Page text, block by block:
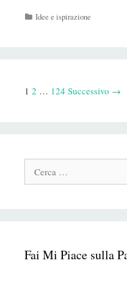
Categorie
Idee e ispirazione
Navigazione
1 2 … 124 Successivo →
Cerca:
Fai Mi Piace sulla